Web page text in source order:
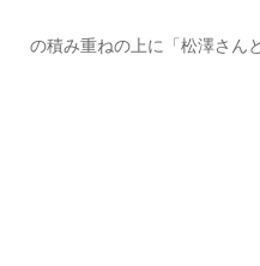
の積み重ねの上に「松澤さん